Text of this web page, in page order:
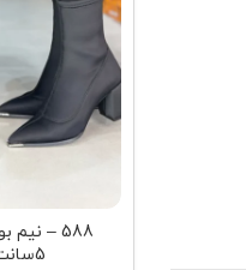
588 –
5سانت 588